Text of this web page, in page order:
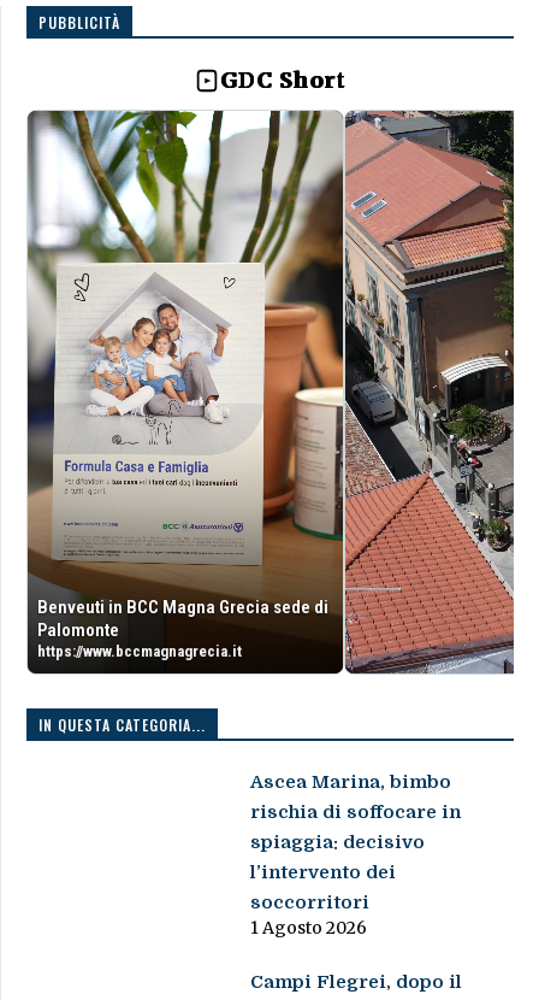
PUBBLICITÀ
GDC Short
Benveuti in BCC Magna Grecia sede di
Palomonte
https://www.bccmagnagrecia.it
IN QUESTA CATEGORIA...
Ascea Marina, bimbo
rischia di soffocare in
spiaggia: decisivo
l’intervento dei
soccorritori
1 Agosto 2026
Campi Flegrei, dopo il